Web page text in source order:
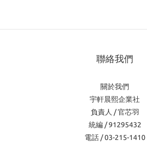
聯絡我們
關於我們
宇軒晨熙企業社
負責人 / 官芯羽
統編 / 91295432
電話 / 03-215-1410